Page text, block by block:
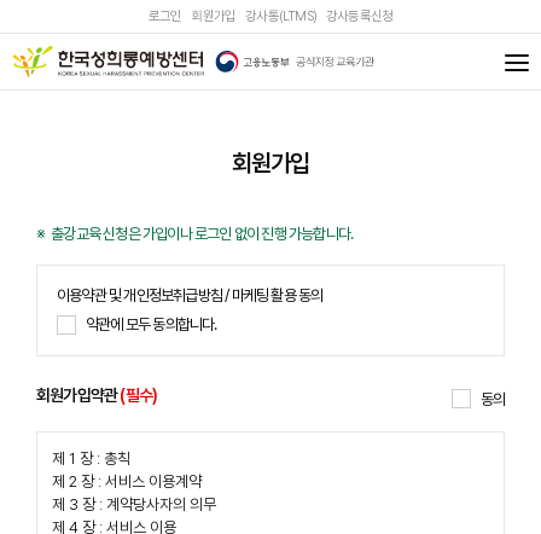
로그인 회원가입 강사통(LTMS) 강사등록신청
회원가입
출강교육 신청은 가입이나 로그인 없이 진행 가능합니다.
이용약관 및 개인정보취급방침 / 마케팅 활용 동의
약관에 모두 동의합니다.
회원가입약관(필수) 동의